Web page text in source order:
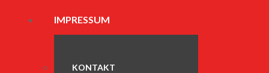
IMPRESSUM
KONTAKT